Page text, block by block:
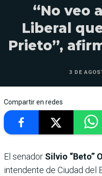
“No veo
Liberal
Prieto”,
3 DE
Compartir en redes
El senador Silvio “Beto”
intendente de Ciudad del